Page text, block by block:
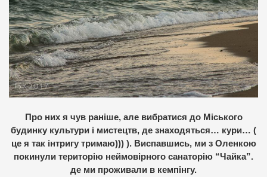
Про них я чув раніше, але вибратися до Міського
будинку культури і мистецтв, де знаходяться… кури… (
це я так інтригу тримаю))) ). Виспавшись, ми з Оленкою
покинули територію неймовірного санаторію “Чайка”.
де ми проживали в кемпінгу.